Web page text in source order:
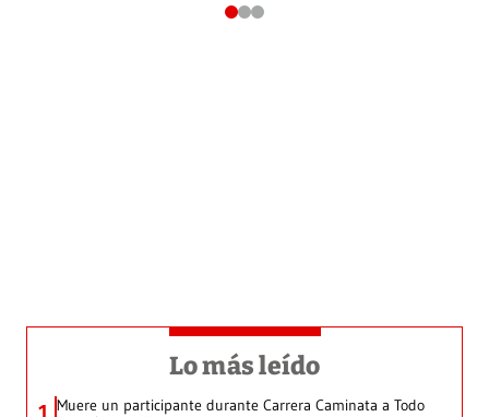
Lo más leído
Muere un participante durante Carrera Caminata a Todo